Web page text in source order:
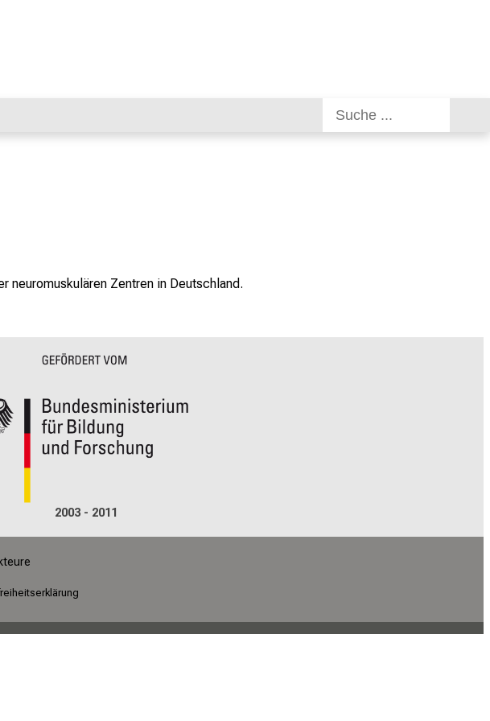
neuromuskulären Zentren in Deutschland.
2003 - 2011